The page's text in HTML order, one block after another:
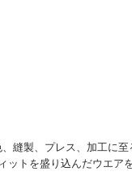
縫製、プレス、加工
トを盛り込んだウエア